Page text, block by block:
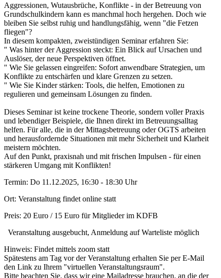
Aggressionen, Wutausbrüche, Konflikte - in der Betreuung von
Grundschulkindern kann es manchmal hoch hergehen. Doch wie
bleiben Sie selbst ruhig und handlungsfähig, wenn "die Fetzen
fliegen"?
In diesem kompakten, zweistündigen Seminar erfahren Sie:
" Was hinter der Aggression steckt: Ein Blick auf Ursachen und
Auslöser, der neue Perspektiven öffnet.
" Wie Sie gelassen eingreifen: Sofort anwendbare Strategien, um
Konflikte zu entschärfen und klare Grenzen zu setzen.
" Wie Sie Kinder stärken: Tools, die helfen, Emotionen zu
regulieren und gemeinsam Lösungen zu finden.
Dieses Seminar ist keine trockene Theorie, sondern voller Praxis
und lebendiger Beispiele, die Ihnen direkt im Betreuungsalltag
helfen. Für alle, die in der Mittagsbetreuung oder OGTS arbeiten
und herausfordernde Situationen mit mehr Sicherheit und Klarheit
meistern möchten.
Auf den Punkt, praxisnah und mit frischen Impulsen - für einen
stärkeren Umgang mit Konflikten!
Termin: Do 11.12.2025, 16:30 - 18:30 Uhr
Ort: Veranstaltung findet online statt
Preis: 20 Euro / 15 Euro für Mitglieder im KDFB
Veranstaltung ausgebucht, Anmeldung auf Warteliste möglich
Hinweis: Findet mittels zoom statt
Spätestens am Tag vor der Veranstaltung erhalten Sie per E-Mail
den Link zu Ihrem "virtuellen Veranstaltungsraum".
Bitte beachten Sie, dass wir eine Mailadresse brauchen, an die der